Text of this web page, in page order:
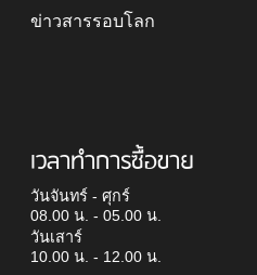
ข่าวสารรอบโลก
เวลาทำการซื้อขาย
วันจันทร์ - ศุกร์
08.00 น. - 05.00 น.
วันเสาร์
10.00 น. - 12.00 น.